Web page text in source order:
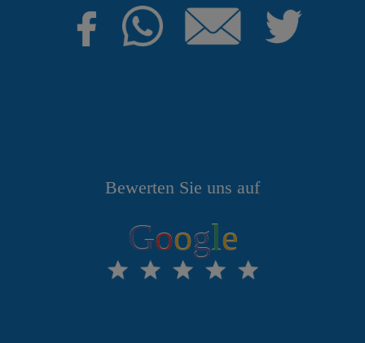
Bewerten Sie uns auf
Google